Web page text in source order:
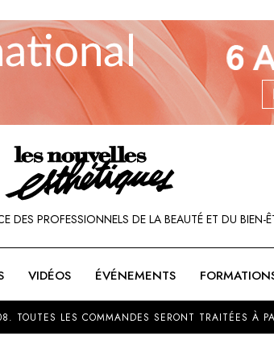
DES PROFESSIONNELS DE LA BEAUTÉ ET DU BIEN-
VIDÉOS ÉVÉNEMENTS
TOUTES LES COMMANDES SERONT TRAITÉES À